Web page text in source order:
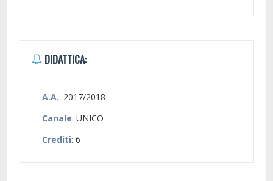
DIDATTICA:
A.A.: 2017/2018
Canale: UNICO
Crediti: 6